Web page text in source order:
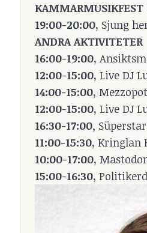
KAMMARMUSIKFEST
19:00-20:00, Sjung
ANDRA AKTIVITETER
16:00-19:00,
12:00-15:00, Live DJ
14:00-15:00,
12:00-15:00, Live DJ
16:30-17:00,
11:00-15:30, Kringlan
10:00-17:00,
15:00-16:30,